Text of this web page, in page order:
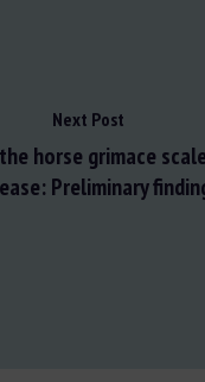
Next Post
horse grimace
Preliminary